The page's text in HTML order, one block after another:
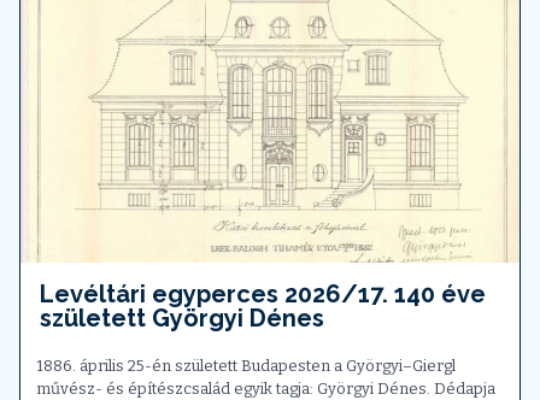
Levéltári egyperces 2026/17. 140 éve
született Györgyi Dénes
1886. április 25-én született Budapesten a Györgyi–Giergl
művész- és építészcsalád egyik tagja: Györgyi Dénes. Dédapja